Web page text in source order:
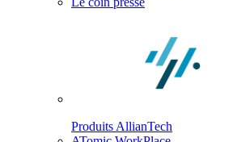
Produits AllianTech